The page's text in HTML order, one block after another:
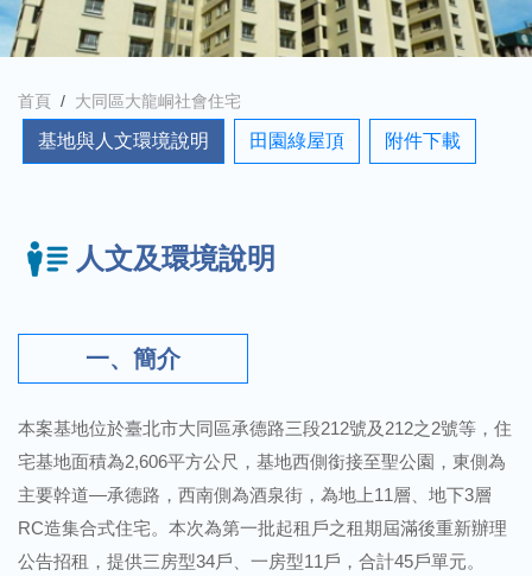
首頁 大同區大龍峒社會住宅
基地與人文環境說明 田園綠屋頂 附件下載
人文及環境說明
一、簡介
本案基地位於臺北市大同區承德路三段212號及212之2號等，住
宅基地面積為2,606平方公尺，基地西側銜接至聖公園，東側為
主要幹道—承德路，西南側為酒泉街，為地上11層、地下3層
RC造集合式住宅。本次為第一批起租戶之租期屆滿後重新辦理
公告招租，提供三房型34戶、一房型11戶，合計45戶單元。